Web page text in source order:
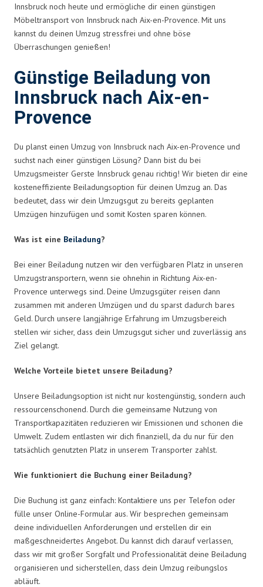
Innsbruck noch heute und ermögliche dir einen günstigen
Möbeltransport von Innsbruck nach Aix-en-Provence. Mit uns
kannst du deinen Umzug stressfrei und ohne böse
Überraschungen genießen!
Günstige Beiladung von
Innsbruck nach Aix-en-
Provence
Du planst einen Umzug von Innsbruck nach Aix-en-Provence und
suchst nach einer günstigen Lösung? Dann bist du bei
Umzugsmeister Gerste Innsbruck genau richtig! Wir bieten dir eine
kosteneffiziente Beiladungsoption für deinen Umzug an. Das
bedeutet, dass wir dein Umzugsgut zu bereits geplanten
Umzügen hinzufügen und somit Kosten sparen können.
Was ist eine Beiladung?
Bei einer Beiladung nutzen wir den verfügbaren Platz in unseren
Umzugstransportern, wenn sie ohnehin in Richtung Aix-en-
Provence unterwegs sind. Deine Umzugsgüter reisen dann
zusammen mit anderen Umzügen und du sparst dadurch bares
Geld. Durch unsere langjährige Erfahrung im Umzugsbereich
stellen wir sicher, dass dein Umzugsgut sicher und zuverlässig ans
Ziel gelangt.
Welche Vorteile bietet unsere Beiladung?
Unsere Beiladungsoption ist nicht nur kostengünstig, sondern auch
ressourcenschonend. Durch die gemeinsame Nutzung von
Transportkapazitäten reduzieren wir Emissionen und schonen die
Umwelt. Zudem entlasten wir dich finanziell, da du nur für den
tatsächlich genutzten Platz in unserem Transporter zahlst.
Wie funktioniert die Buchung einer Beiladung?
Die Buchung ist ganz einfach: Kontaktiere uns per Telefon oder
fülle unser Online-Formular aus. Wir besprechen gemeinsam
deine individuellen Anforderungen und erstellen dir ein
maßgeschneidertes Angebot. Du kannst dich darauf verlassen,
dass wir mit großer Sorgfalt und Professionalität deine Beiladung
organisieren und sicherstellen, dass dein Umzug reibungslos
abläuft.